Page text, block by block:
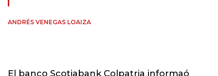
ANDRÉS VENEGAS LOAIZA
El banco Scotiabank Colpatria informaó